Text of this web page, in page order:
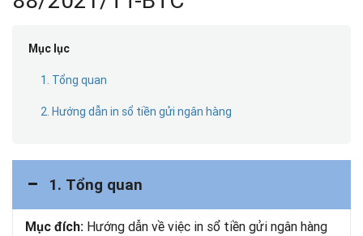
Mục lục
1. Tổng quan
2. Hướng dẫn in sổ tiền gửi ngân hàng
1. Tổng quan
Mục đích: Hướng dẫn về việc in sổ tiền gửi ngân hàng